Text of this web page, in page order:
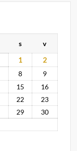
s v
1
2
8
9
15
16
22
23
29
30